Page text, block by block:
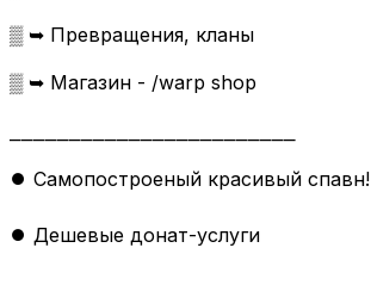
▒ ➥ Превращения, кланы
▒ ➥ Магазин - /warp shop
⏺ Самопостроеный красивый спавн!
⏺ Дешевые донат-услуги